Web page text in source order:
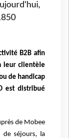
B2B afin
leur clientèle
de handicap
est distribué
de Mobee
de séjours, la